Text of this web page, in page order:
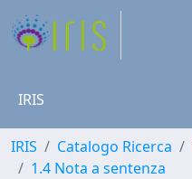
IRIS
IRIS Catalogo Ricerca
1.4 Nota a sentenza